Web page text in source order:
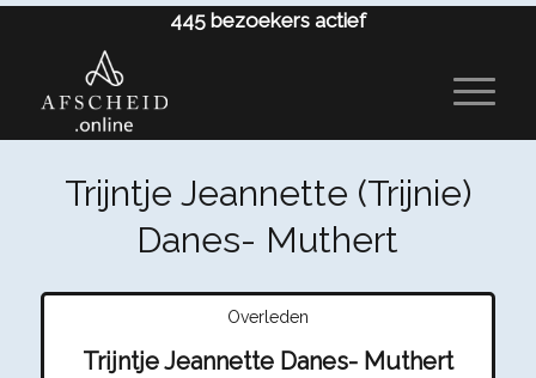
445 bezoekers actief
Trijntje Jeannette (Trijnie)
Danes- Muthert
Overleden
Trijntje Jeannette Danes- Muthert